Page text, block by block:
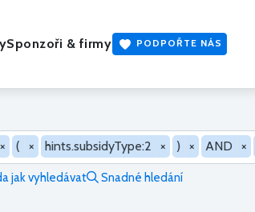
Sponzoři & firmy PODPOŘTE NÁS
× ( × hints.subsidyType:2 × ) × AND ×
jak vyhledávat Snadné hledání